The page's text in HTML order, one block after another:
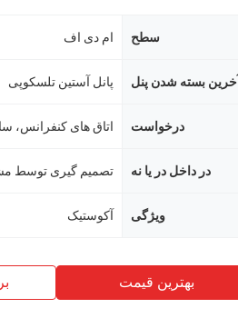
سطح ام دی اف
آخرین بسته شدن پنل پانل آستین تلسکوپی
درخواست
در داخل در یا نه تصمیم گیری توسط
ویژگی آکوستیک
بهترین قیمت